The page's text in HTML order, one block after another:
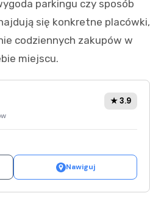
parkingu czy sposób
się konkretne placówki,
codziennych zakupów w
miejscu.
★ 3.9
Nawiguj